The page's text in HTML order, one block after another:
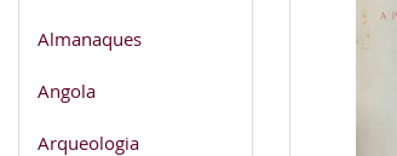
Almanaques
Angola
Arqueologia